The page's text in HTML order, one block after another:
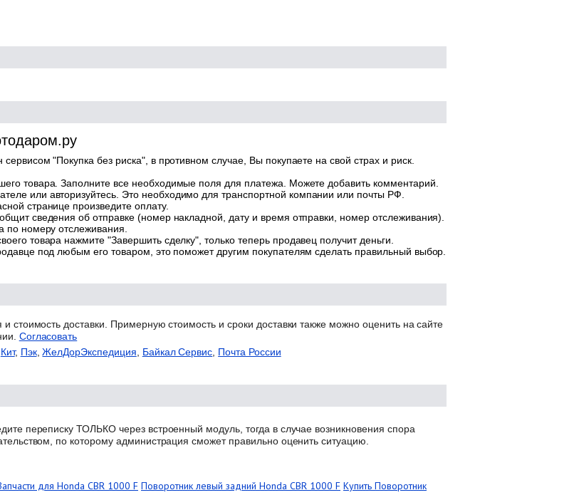
"Покупка без риска", в противном случае, Вы покупаете на свой страх и риск.
товара. Заполните все необходимые поля для платежа. Можете добавить комментарий.
или авторизуйтесь. Это необходимо для транспортной компании или почты РФ.
странице произведите оплату.
сведения об отправке (номер накладной, дату и время отправки, номер отслеживания).
по номеру отслеживания.
товара нажмите "Завершить сделку", только теперь продавец получит деньги.
под любым его товаром, это поможет другим покупателям сделать правильный выбор.
стоимость доставки. Примерную стоимость и сроки доставки также можно оценить на сайте
Согласовать
Кит, Пэк,ЖелДорЭкспедиция Байкал Сервис Почта России
переписку ТОЛЬКО через встроенный модуль, тогда в случае возникновения спора
по которому администрация сможет правильно оценить ситуацию.
для Honda CBR 1000 F Поворотник левый задний Honda CBR 1000 F Купить Поворотник